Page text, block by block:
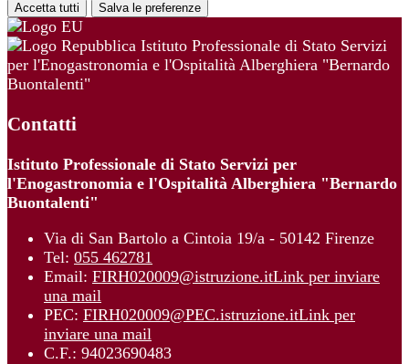
Accetta tutti Salva le preferenze
Istituto Professionale di Stato Servizi
per l'Enogastronomia e l'Ospitalità Alberghiera "Bernardo
Buontalenti"
Contatti
Istituto Professionale di Stato Servizi per
l'Enogastronomia e l'Ospitalità Alberghiera "Bernardo
Buontalenti"
Via di San Bartolo a Cintoia 19/a - 50142 Firenze
Tel: 055 462781
Email: FIRH020009@istruzione.itLink per inviare
una mail
PEC: FIRH020009@PEC.istruzione.itLink per
inviare una mail
C.F.: 94023690483